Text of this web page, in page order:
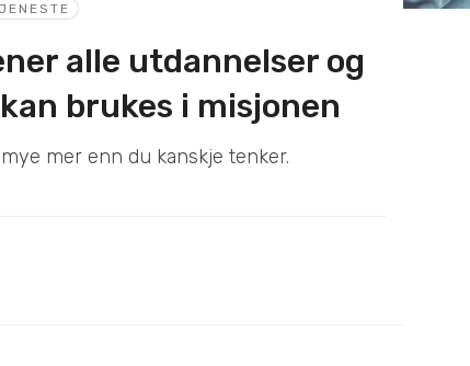
alle utdannelser og
brukes i misjonen
mer enn du kanskje tenker.